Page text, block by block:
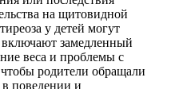
на щитовидной
у детей могут
включают замедленный
веса и проблемы с
родители обращали
поведении и